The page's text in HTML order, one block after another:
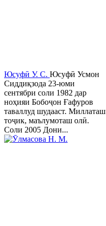
Юсуфӣ У. C. Юсуфӣ Усмон
Сиддиқзода 23-юми
сентябри соли 1982 дар
ноҳияи Бобоҷон Ғафуров
таваллуд шудааст. Миллаташ
тоҷик, маълумоташ олӣ.
Соли 2005 Дони...